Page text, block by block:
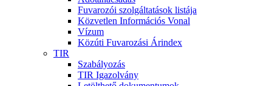
Fuvarozói szolgáltatások listája
Közvetlen Információs Vonal
Vízum
Közúti Fuvarozási Árindex
TIR
Szabályozás
TIR Igazolvány